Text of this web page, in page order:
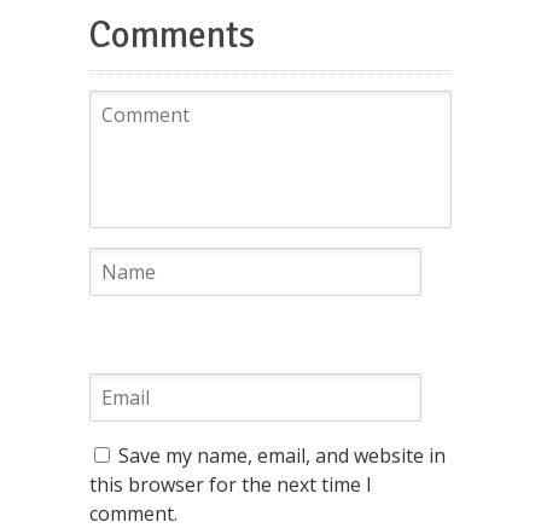
Comments
Save my name, email, and website in
this browser for the next time I
comment.